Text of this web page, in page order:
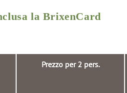
la BrixenCard
Prezzo per 2 pers.